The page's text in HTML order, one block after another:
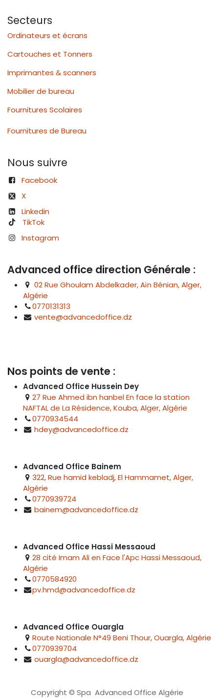
Secteurs
Ordinateurs et écrans
Cartouches et Tonners
Imprimantes & scanners
Mobilier de bureau
Fournitures Scolaires
Fournitures de Bureau
Nous suivre
Facebook
X
Linkedin
TikTok
Instagram
Advanced office direction Générale :
02 Rue Ghoulam Abdelkader, Aïn Bénian, Alger,
Algérie
0770131313
vente@advancedoffice.dz
Nos points de vente :
Advanced Office Hussein Dey
27 Rue Ahmed ibn hanbel En face la station
NAFTAL de La Résidence, Kouba, Alger, Algérie
0770934544
hdey@advancedoffice.dz
Advanced Office Bainem
322, Rue hamid kebladj, El Hammamet, Alger,
Algérie
0770939724
bainem@advancedoffice.dz
Advanced Office Hassi Messaoud
28 cité Imam Ali en Face l'Apc Hassi Messaoud,
Algérie
0770584920
pv.hmd@advancedoffice.dz
Advanced Office Ouargla
Route Nationale N°49 Beni Thour, Ouargla, Algérie
0770939704
ouargla@advancedoffice.dz
Copyright © Spa Advanced Office Algérie